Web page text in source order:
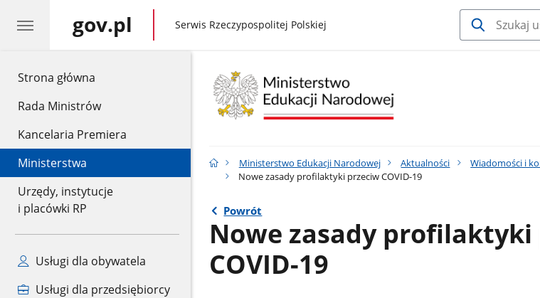
Strona główna
Rada Ministrów
Kancelaria Premiera
Ministerstwa
Urzędy, instytucje
i placówki RP
Usługi dla obywatela
Usługi dla przedsiębiorcy
gov.pl gov.pl
Serwis Rzeczypospolitej Polskiej
Ministerstwo Edukacji Narodowej Aktualności Wiadomości i
Nowe zasady profilaktyki przeciw COVID-19
Powrót
Nowe zasady profilaktyki
COVID-19